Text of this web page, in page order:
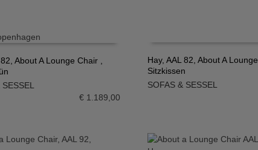
About A Lounge Chair ,
€ 1.189,00
Hay, AAL 82, About A
Sitzkissen
SOFAS & SESSEL